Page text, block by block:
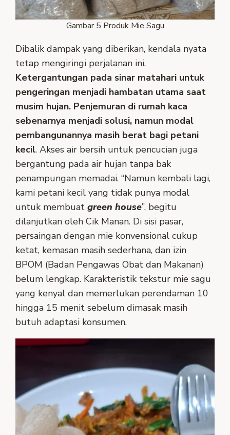
Gambar 5 Produk Mie Sagu
Dibalik dampak yang diberikan, kendala nyata
tetap mengiringi perjalanan ini.
Ketergantungan pada sinar matahari untuk
pengeringan menjadi hambatan utama saat
musim hujan. Penjemuran di rumah kaca
sebenarnya menjadi solusi, namun modal
pembangunannya masih berat bagi petani
kecil. Akses air bersih untuk pencucian juga
bergantung pada air hujan tanpa bak
penampungan memadai. “Namun kembali lagi,
kami petani kecil yang tidak punya modal
untuk membuat green house”, begitu
dilanjutkan oleh Cik Manan. Di sisi pasar,
persaingan dengan mie konvensional cukup
ketat, kemasan masih sederhana, dan izin
BPOM (Badan Pengawas Obat dan Makanan)
belum lengkap. Karakteristik tekstur mie sagu
yang kenyal dan memerlukan perendaman 10
hingga 15 menit sebelum dimasak masih
butuh adaptasi konsumen.